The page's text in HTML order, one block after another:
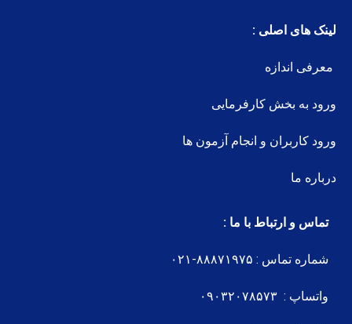
لینک های اصلی :
معرفی اندازه
ورود به بخش کارفرمایی
ورود کاربران و انجام آزمون ها
درباره ما
تماس و ارتباط با ما :
شماره تماس : ۸۸۸۷۱۹۷۵-۰۲۱
واتساپ : ۰۹۰۳۲۰۷۸۵۷۳